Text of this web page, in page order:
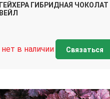
ГЕЙХЕРА ГИБРИДНАЯ ЧОКОЛАТ
ВЕЙЛ
нет в наличии Связаться